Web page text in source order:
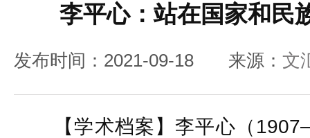
李平心：站在国家和民
发布时间：2021-09-18 来源： 文
【学术档案】李平心（